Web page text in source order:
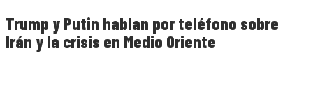
Trump y Putin hablan por teléfono sobre
Irán y la crisis en Medio Oriente